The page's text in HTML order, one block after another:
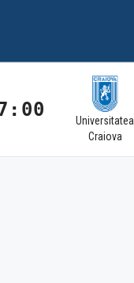
Universitatea
Craiova